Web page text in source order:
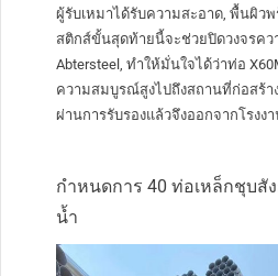
ผู้รับเหมาได้รับความสะอาด, พื้นผิว
สติกส์ขั้นสุดท้ายนี้จะช่วยปิดวงจรค
Abtersteel, ทำให้มั่นใจได้ว่าท่อ
ความสมบูรณ์สูงไปถึงสถานที่ก่อสร้า
ผ่านการรับรองแล้วจึงออกจากโรงง
กำหนดการ 40 ท่อเหล็กชุบสั
น้ำ